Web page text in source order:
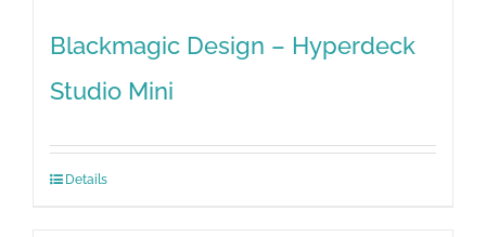
Blackmagic Design – Hyperdeck
Studio Mini
Details